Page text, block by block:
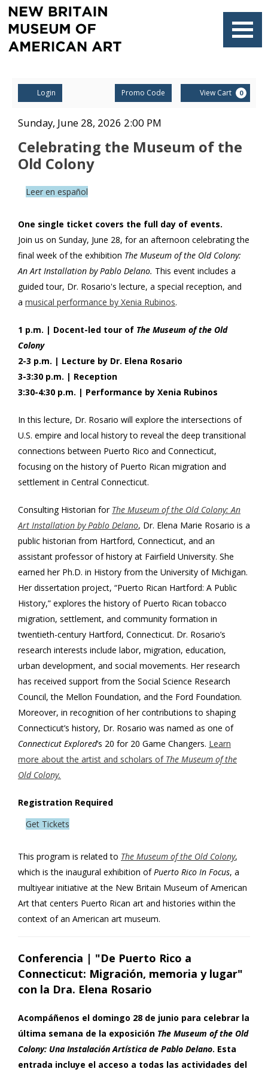
Account
Login Enter
Promo
Code
Promo Code View Cart 0
Celebrating
the
Museum
of
the
Old
Colony,
Sunday,
June
28,
2026
2:00
PM
Item
details
Date
Sunday, June 28, 2026 2:00 PM
Name
Celebrating the Museum of the
Old Colony
Description
Leer en español
One single ticket covers the full day of events.
Join us on Sunday, June 28, for an afternoon celebrating the
final week of the exhibition The Museum of the Old Colony:
An Art Installation by Pablo Delano. This event includes a
guided tour, Dr. Rosario's lecture, a special reception, and
a musical performance by Xenia Rubinos.
1 p.m. | Docent-led tour of The Museum of the Old
Colony
2-3 p.m. | Lecture by Dr. Elena Rosario
3-3:30 p.m. | Reception
3:30-4:30 p.m. | Performance by Xenia Rubinos
In this lecture, Dr. Rosario will explore the intersections of
U.S. empire and local history to reveal the deep transitional
connections between Puerto Rico and Connecticut,
focusing on the history of Puerto Rican migration and
settlement in Central Connecticut.
Consulting Historian for The Museum of the Old Colony: An
Art Installation by Pablo Delano, Dr. Elena Marie Rosario is a
public historian from Hartford, Connecticut, and an
assistant professor of history at Fairfield University. She
earned her Ph.D. in History from the University of Michigan.
Her dissertation project, “Puerto Rican Hartford: A Public
History,” explores the history of Puerto Rican tobacco
migration, settlement, and community formation in
twentieth-century Hartford, Connecticut. Dr. Rosario’s
research interests include labor, migration, education,
urban development, and social movements. Her research
has received support from the Social Science Research
Council, the Mellon Foundation, and the Ford Foundation.
Moreover, in recognition of her contributions to shaping
Connecticut’s history, Dr. Rosario was named as one of
Connecticut Explored’s 20 for 20 Game Changers. Learn
more about the artist and scholars of The Museum of the
Old Colony.
Registration Required
Get Tickets
This program is related to The Museum of the Old Colony,
which is the inaugural exhibition ofPuerto Rico In Focus, a
multiyear initiative at the New Britain Museum of American
Art that centers Puerto Rican art and histories within the
context of an American art museum.
Conferencia | "De Puerto Rico a
Connecticut: Migración, memoria y lugar"
con la Dra. Elena Rosario
Acompáñenos el domingo 28 de junio para celebrar la
última semana de la exposición The Museum of the Old
Colony: Una Instalación Artística de Pablo Delano. Esta
entrada incluye el acceso a todas las actividades del